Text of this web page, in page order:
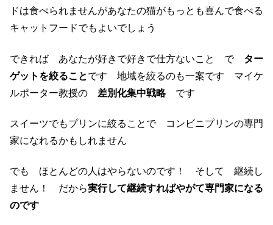
ドは食べられませんがあなたの猫がもっとも喜んで食べる
キャットフードでもよいでしょう
できれば あなたが好きで好きで仕方ないこと で ター
ゲットを絞ることです 地域を絞るのも一案です マイケ
ルポーター教授の 差別化集中戦略です
スイーツでもプリンに絞ることで コンビニプリンの専門
家になれるかもしれません
でも ほとんどの人はやらないのです！ そして 継続し
ません！ だから実行して継続すればやがて専門家になる
のです